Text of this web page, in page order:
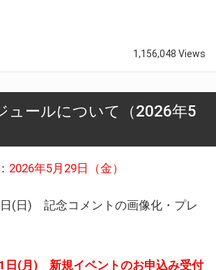
1,156,048 Views
ュールについて（2026年5
2026年5月29日（金）
日(日) 記念コメントの画像化・プレ
日(月) 新規イベントのお申込み受付